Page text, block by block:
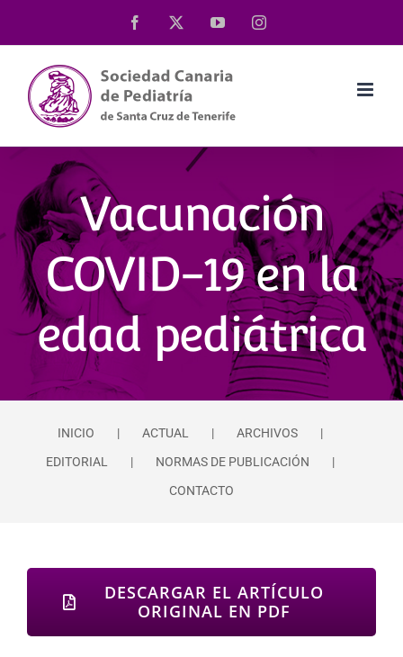
al
contenido
Facebook YouTubeInstagram
Vacunación
COVID-19 en la
edad pediátrica
INICIO ACTUAL
ARCHIVOS
EDITORIAL
NORMAS DE PUBLICACIÓN
CONTACTO
DESCARGAR EL ARTÍCULO
ORIGINAL EN PDF